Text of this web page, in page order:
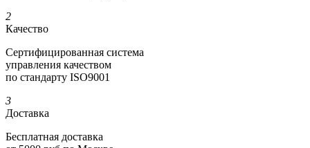
2
Качество
Сертифициро­ванная система
управления качеством
по стандарту ISO9001
3
Доставка
Бесплатная доставка